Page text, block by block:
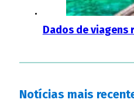
Dados de viagens
Notícias mais